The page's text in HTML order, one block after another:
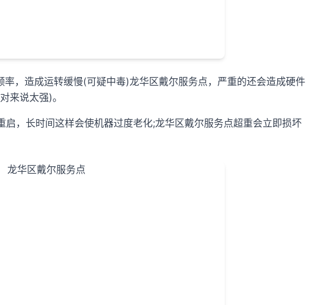
，造成运转缓慢(可疑中毒)龙华区戴尔服务点，严重的还会造成硬件
来说太强)。
启，长时间这样会使机器过度老化;龙华区戴尔服务点超重会立即损坏